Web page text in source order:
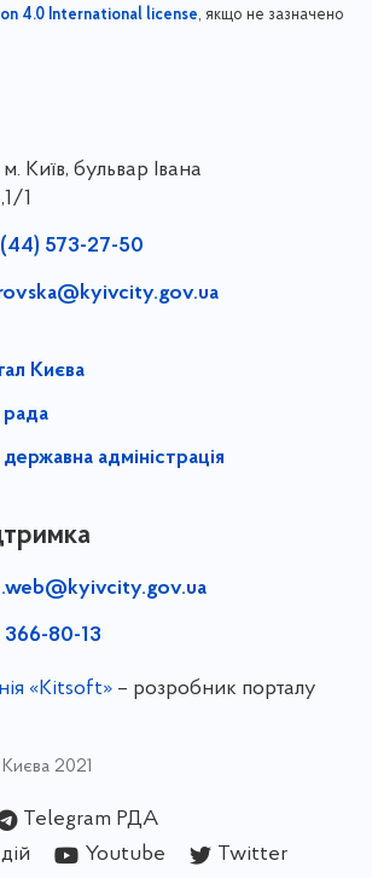
4.0 International license, якщо не зазначено
Київ, бульвар Івана
1
573-27-50
Києва
рада
державна адміністрація
80-13
«Kitsoft»– розробник порталу
2021
Telegram РДА
Youtube Twitter